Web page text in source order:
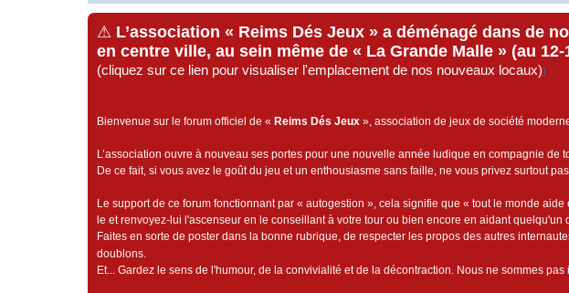
⚠ L’association « Reims Dés Jeux » a déménagé dans de
en centre ville, au sein même de « La Grande Malle » (au
(cliquez sur ce lien pour visualiser l'emplacement de nos nouveaux locaux))
Bienvenue sur le forum officiel de « Reims Dés Jeux », association de jeux de société
L’association ouvre à nouveau ses portes pour une nouvelle année ludique en compagnie de
De ce fait, si vous avez le goût du jeu et un enthousiasme sans faille, ne vous privez surtout
Le support de ce forum fonctionnant par « autogestion », cela signifie que « tout le monde
le et renvoyez-lui l'ascenseur en le conseillant à votre tour ou bien encore en aidant quelqu'un
Faites en sorte de poster dans la bonne rubrique, de respecter les propos des autres
doublons.
Et... Gardez le sens de l'humour, de la convivialité et de la décontraction. Nous ne sommes